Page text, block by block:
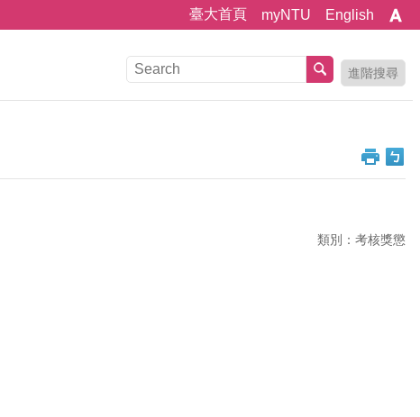
臺大首頁 myNTU English
進階搜尋
類別：考核獎懲